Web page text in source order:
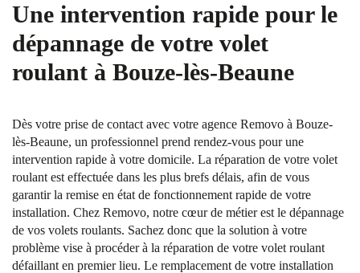
Une intervention rapide pour le
dépannage de votre volet
roulant à Bouze-lès-Beaune
Dès votre prise de contact avec votre agence Removo à Bouze-
lès-Beaune, un professionnel prend rendez-vous pour une
intervention rapide à votre domicile. La réparation de votre volet
roulant est effectuée dans les plus brefs délais, afin de vous
garantir la remise en état de fonctionnement rapide de votre
installation. Chez Removo, notre cœur de métier est le dépannage
de vos volets roulants. Sachez donc que la solution à votre
problème vise à procéder à la réparation de votre volet roulant
défaillant en premier lieu. Le remplacement de votre installation